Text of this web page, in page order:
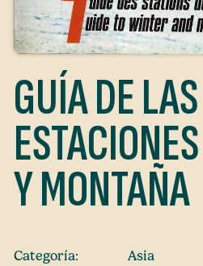
GUÍA DE LAS
Y MONTAÑA
Categoría:
Asia